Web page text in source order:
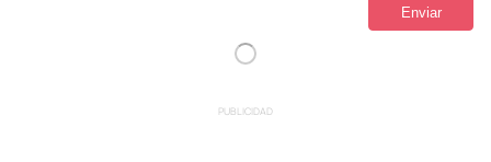
PUBLICIDAD